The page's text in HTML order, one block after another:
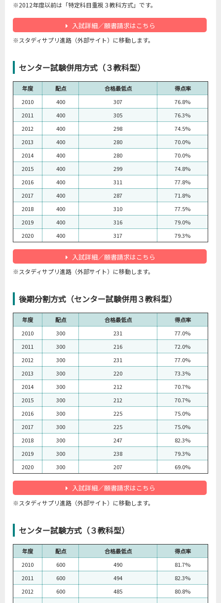
※2012年度以前は「特定科目重視３教科方式」です。
入試詳細／願書請求はこちら
※スタディサプリ進路（外部サイト）に移動します。
センター試験併用方式（３教科型）
年度 配点 合格最低点
得点率
2010
400 307
76.8%
2011
400 305
76.3%
2012
400 298
74.5%
2013
400 280
70.0%
2014
400 280
70.0%
2015
400 299
74.8%
2016
400 311
77.8%
2017
400 287
71.8%
2018
400 310
77.5%
2019
400 316
79.0%
2020
400 317 79.3%
入試詳細／願書請求はこちら
※スタディサプリ進路（外部サイト）に移動します。
後期分割方式（センター試験併用３教科型）
年度 配点 合格最低点
得点率
2010
300 231
77.0%
2011
300 216
72.0%
2012
300 231
77.0%
2013
300 220
73.3%
2014
300 212
70.7%
2015
300 212
70.7%
2016
300 225
75.0%
2017
300 225
75.0%
2018
300 247
82.3%
2019
300 238
79.3%
2020
300 207 69.0%
入試詳細／願書請求はこちら
※スタディサプリ進路（外部サイト）に移動します。
センター試験方式（３教科型）
年度 配点 合格最低点
得点率
2010
600 490
81.7%
2011
600 494
82.3%
2012
600 485
80.8%